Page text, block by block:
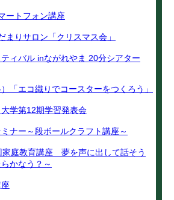
トフォン講座
りサロン「クリスマス会」
ィバル inながれやま 20分シアター
「エコ織りでコースターをつくろう」
学第12期学習発表会
ナー～段ボールクラフト講座～
家庭教育講座 夢を声に出して話そう
かなう？～